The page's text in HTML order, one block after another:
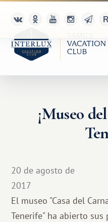
¡Museo
20 de agosto de
2017
El museo "Casa del
Tenerife" ha abierto